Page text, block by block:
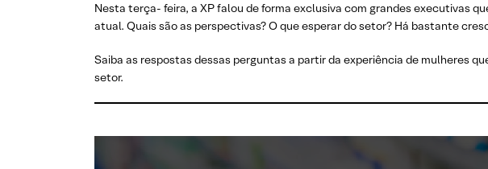
Nesta terça- feira, a XP falou de forma exclusiva com grandes executivas
atual. Quais são as perspectivas? O que esperar do setor? Há bastante
Saiba as respostas dessas perguntas a partir da experiência de mulheres
setor.